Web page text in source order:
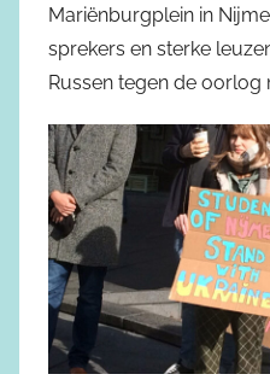
Mariënburgplein in
sprekers en sterke
Russen tegen de oorlog